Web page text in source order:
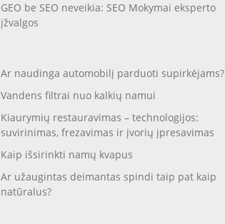
GEO be SEO neveikia: SEO Mokymai eksperto
įžvalgos
Ar naudinga automobilį parduoti supirkėjams?
Vandens filtrai nuo kalkių namui
Kiaurymių restauravimas – technologijos:
suvirinimas, frezavimas ir įvorių įpresavimas
Kaip išsirinkti namų kvapus
Ar užaugintas deimantas spindi taip pat kaip
natūralus?